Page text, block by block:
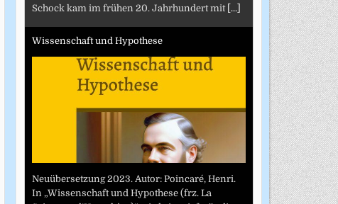
Schock kam im frühen 20. Jahrhundert mit [...]
Wissenschaft und Hypothese
Neuübersetzung 2023. Autor: Poincaré, Henri.
In „Wissenschaft und Hypothese (frz. La